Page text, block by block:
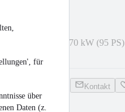
für
über
Daten (z.
70 kW (95 PS)
Kontakt